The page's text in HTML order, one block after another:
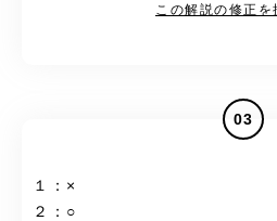
この解説の修正を
03
１：×
２：○